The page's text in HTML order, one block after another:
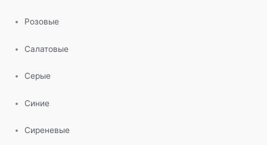
Розовые
Салатовые
Серые
Синие
Сиреневые